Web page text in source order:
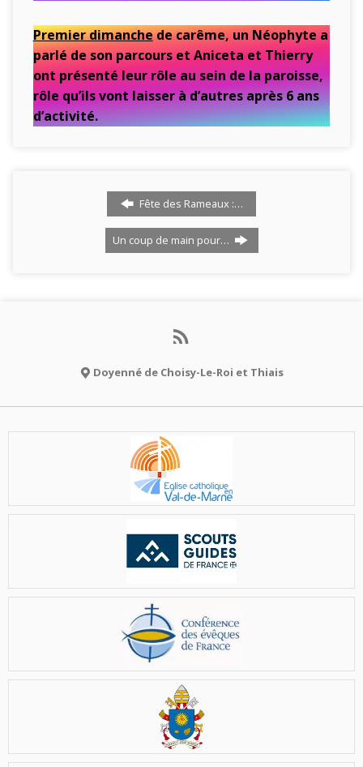
Premier dimanchede carême, un Néophyte a
parlé de son parcours et Aniceta et Thierry
ont présenté leur rôle au sein de la paroisse,
rôle qu’ils vont laisser à d’autres après 6 ans
d’activité.
Fête des Rameaux :…
Un coup de main pour…
Doyenné de Choisy-Le-Roi et Thiais